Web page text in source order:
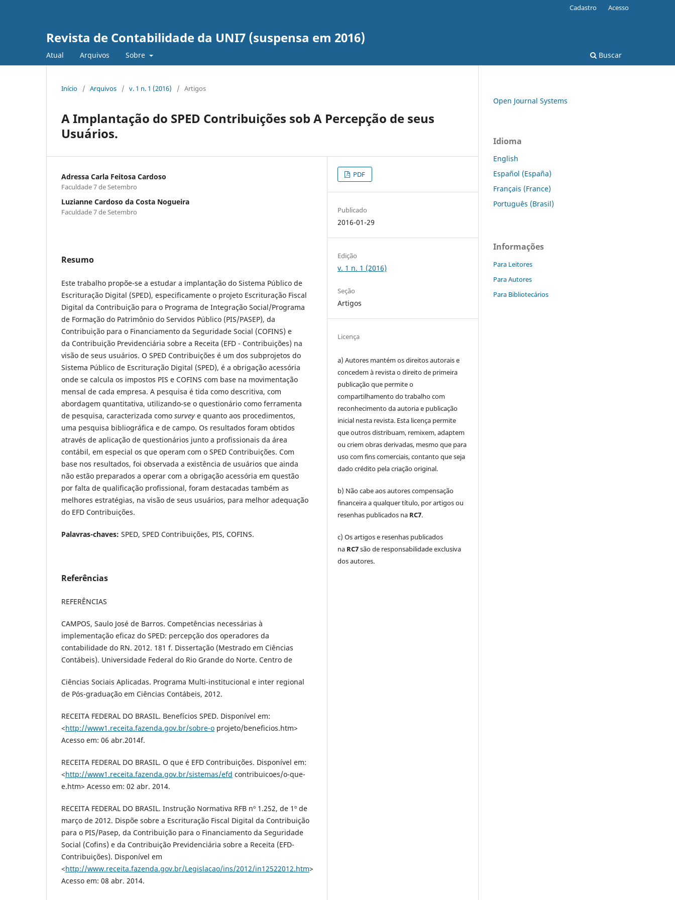
Revista de Contabilidade da UNI7 (suspensa em 2016)
Atual Arquivos Sobre Buscar
Cadastro Acesso
Início / Arquivos / v. 1 n. 1 (2016) / Artigos
A Implantação do SPED Contribuições sob A Percepção de seus
Usuários.
Adressa Carla Feitosa Cardoso
Faculdade 7 de Setembro
Luzianne Cardoso da Costa Nogueira
Faculdade 7 de Setembro
Resumo
Este trabalho propõe-se a estudar a implantação do Sistema Público de
Escrituração Digital (SPED), especificamente o projeto Escrituração Fiscal
Digital da Contribuição para o Programa de Integração Social/Programa
de Formação do Patrimônio do Servidos Público (PIS/PASEP), da
Contribuição para o Financiamento da Seguridade Social (COFINS) e
da Contribuição Previdenciária sobre a Receita (EFD - Contribuições) na
visão de seus usuários. O SPED Contribuições é um dos subprojetos do
Sistema Público de Escrituração Digital (SPED), é a obrigação acessória
onde se calcula os impostos PIS e COFINS com base na movimentação
mensal de cada empresa. A pesquisa é tida como descritiva, com
abordagem quantitativa, utilizando-se o questionário como ferramenta
de pesquisa, caracterizada como survey e quanto aos procedimentos,
uma pesquisa bibliográfica e de campo. Os resultados foram obtidos
através de aplicação de questionários junto a profissionais da área
contábil, em especial os que operam com o SPED Contribuições. Com
base nos resultados, foi observada a existência de usuários que ainda
não estão preparados a operar com a obrigação acessória em questão
por falta de qualificação profissional, foram destacadas também as
melhores estratégias, na visão de seus usuários, para melhor adequação
do EFD Contribuições.
Palavras-chaves: SPED, SPED Contribuições, PIS, COFINS.
Referências
REFERÊNCIAS
CAMPOS, Saulo José de Barros. Competências necessárias à
implementação eficaz do SPED: percepção dos operadores da
contabilidade do RN. 2012. 181 f. Dissertação (Mestrado em Ciências
Contábeis). Universidade Federal do Rio Grande do Norte. Centro de
Ciências Sociais Aplicadas. Programa Multi-institucional e inter regional
de Pós-graduação em Ciências Contábeis, 2012.
RECEITA FEDERAL DO BRASIL. Benefícios SPED. Disponível em:
<http://www1.receita.fazenda.gov.br/sobre-o projeto/beneficios.htm>
Acesso em: 06 abr.2014f.
RECEITA FEDERAL DO BRASIL. O que é EFD Contribuições. Disponível em:
<http://www1.receita.fazenda.gov.br/sistemas/efd contribuicoes/o-que-
e.htm> Acesso em: 02 abr. 2014.
RECEITA FEDERAL DO BRASIL. Instrução Normativa RFB nº 1.252, de 1º de
março de 2012. Dispõe sobre a Escrituração Fiscal Digital da Contribuição
para o PIS/Pasep, da Contribuição para o Financiamento da Seguridade
Social (Cofins) e da Contribuição Previdenciária sobre a Receita (EFD-
Contribuições). Disponível em
<http://www.receita.fazenda.gov.br/Legislacao/ins/2012/in12522012.htm>
Acesso em: 08 abr. 2014.
PDF
Publicado
2016-01-29
Edição
v. 1 n. 1 (2016)
Seção
Artigos
Licença
a) Autores mantém os direitos autorais e
concedem à revista o direito de primeira
publicação que permite o
compartilhamento do trabalho com
reconhecimento da autoria e publicação
inicial nesta revista. Esta licença permite
que outros distribuam, remixem, adaptem
ou criem obras derivadas, mesmo que para
uso com fins comerciais, contanto que seja
dado crédito pela criação original.
b) Não cabe aos autores compensação
financeira a qualquer título, por artigos ou
resenhas publicados na RC7.
c) Os artigos e resenhas publicados
na RC7são de responsabilidade exclusiva
dos autores.
Open Journal Systems
Idioma
English
Español (España)
Français (France)
Português (Brasil)
Informações
Para Leitores
Para Autores
Para Bibliotecários